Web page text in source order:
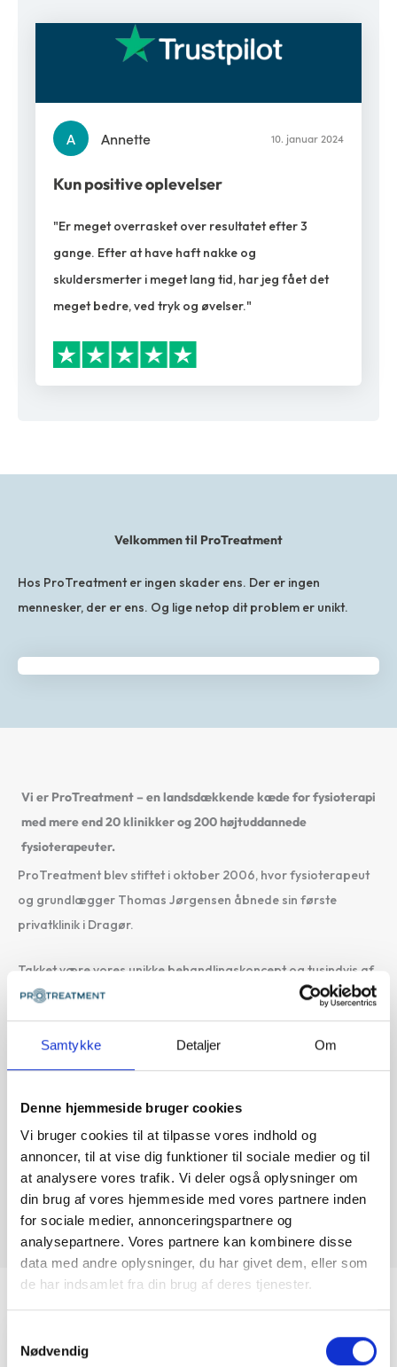
Samtykke Detaljer Om
Denne hjemmeside bruger cookies
Vi bruger cookies til at tilpasse vores indhold og
annoncer, til at vise dig funktioner til sociale medier og til
at analysere vores trafik. Vi deler også oplysninger om
din brug af vores hjemmeside med vores partnere inden
for sociale medier, annonceringspartnere og
analysepartnere. Vores partnere kan kombinere disse
data med andre oplysninger, du har givet dem, eller som
de har indsamlet fra din brug af deres tjenester.
Nødvendig
A Annette 10. januar 2024
Kun positive oplevelser
"Er meget overrasket over resultatet efter 3
gange. Efter at have haft nakke og
skuldersmerter i meget lang tid, har jeg fået det
meget bedre, ved tryk og øvelser."
Velkommen til ProTreatment
Hos ProTreatment er ingen skader ens. Der er ingen
mennesker, der er ens. Og lige netop dit problem er unikt.
Vi er ProTreatment – en landsdækkende kæde for fysioterapi
med mere end 20 klinikker og 200 højtuddannede
fysioterapeuter.
ProTreatment blev stiftet i oktober 2006, hvor fysioterapeut
og grundlægger Thomas Jørgensen åbnede sin første
privatklinik i Dragør.
Takket være vores unikke behandlingskoncept og tusindvis af
succesfulde behandlinger af for eksempel
kontormedarbejdere, vederlagsfrie patienter, motionister og
elitesportsudøvere har vi i dag mere end 20
fysioterapiklinikker over hele landet.
Her arbejder mere end 200 højtuddannede fysioterapeuter
hver dag hårdt for at give alle adgang til rigtig fysioterapi.
LÆS MERE OM OS